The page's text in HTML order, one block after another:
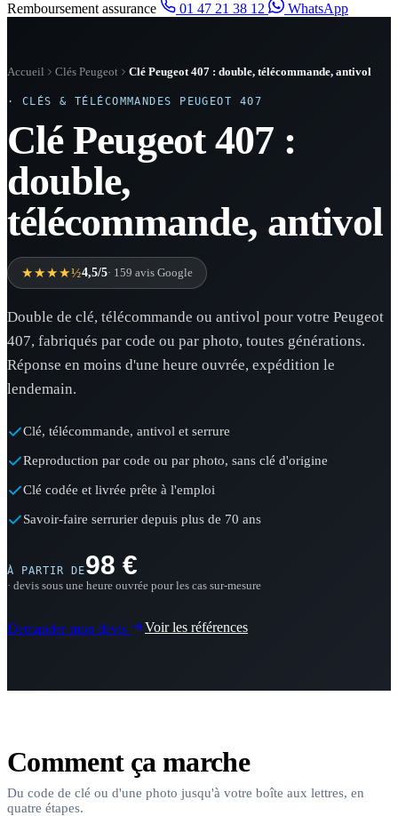
Remboursement assurance
01 47 21 38 12 WhatsApp
Accueil Clés Peugeot Clé Peugeot 407 : double, télécommande, antivol
· CLÉS & TÉLÉCOMMANDES PEUGEOT 407
Clé Peugeot 407 :
double,
télécommande, antivol
★★★★½4,5/5· 159 avis Google
Double de clé, télécommande ou antivol pour votre Peugeot
407, fabriqués par code ou par photo, toutes générations.
Réponse en moins d'une heure ouvrée, expédition le
lendemain.
Clé, télécommande, antivol et serrure
Reproduction par code ou par photo, sans clé d'origine
Clé codée et livrée prête à l'emploi
Savoir-faire serrurier depuis plus de 70 ans
À PARTIR DE98 €
· devis sous une heure ouvrée pour les cas sur-mesure
Demander mon devis Voir les références
Comment ça marche
Du code de clé ou d'une photo jusqu'à votre boîte aux lettres, en
quatre étapes.